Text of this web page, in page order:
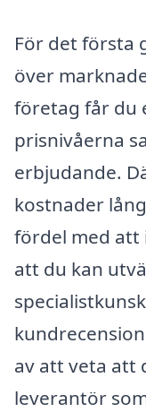
För det första
över
företag får du
prisnivåerna
erbjudande.
kostnader
fördel med
att du kan
av att veta att
leverantör